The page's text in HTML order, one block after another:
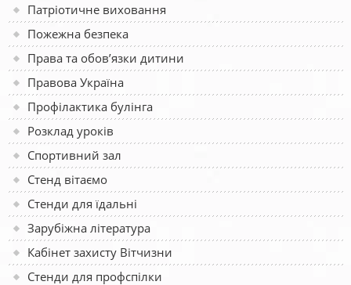
Патріотичне виховання
Пожежна безпека
Права та обов’язки дитини
Правова Україна
Профілактика булінга
Розклад уроків
Спортивний зал
Стенд вітаємо
Стенди для їдальні
Зарубіжна література
Кабінет захисту Вітчизни
Стенди для профспілки